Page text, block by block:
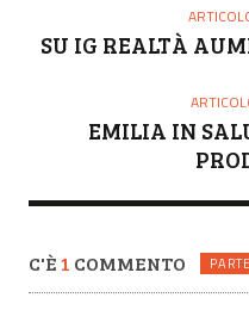
RSU IG REALTÀ
EMILIA IN
C'È1 COMMENTO